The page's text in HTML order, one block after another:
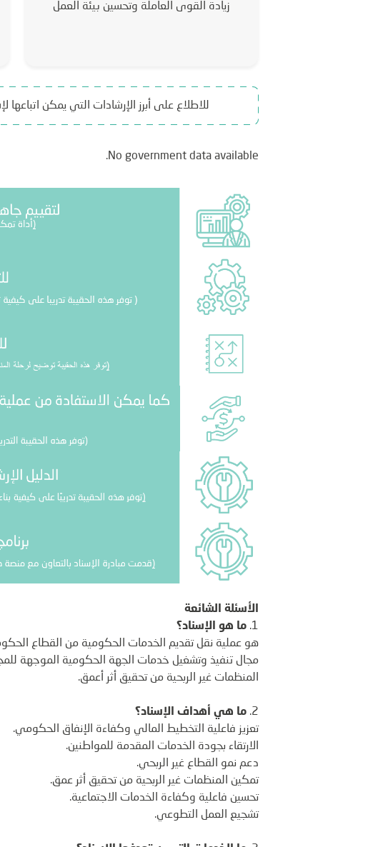
زيادة القوى العاملة وتحسين بيئة العمل
للاطلاع على أبرز الإرشادات التي يمكن
No government data available.
الأسئلة الشائعة
ما هو الإسناد؟
هو عملية نقل تقديم الخدمات الحكومية من القطاع
المنظمات غير الربحية من تحقيق أثر أعمق.
ما هي أهداف الإسناد؟
تعزيز فاعلية التخطيط المالي وكفاءة الإنفاق الحكومي.
الارتقاء بجودة الخدمات المقدمة للمواطنين.
دعم نمو القطاع غير الربحي.
تمكين المنظمات غير الربحية من تحقيق أثر عمق.
تحسين فاعلية وكفاءة الخدمات الاجتماعية.
تشجيع العمل التطوعي.